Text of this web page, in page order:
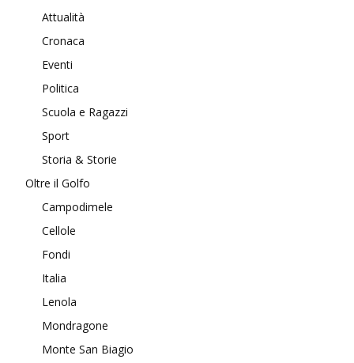
Attualità
Cronaca
Eventi
Politica
Scuola e Ragazzi
Sport
Storia & Storie
Oltre il Golfo
Campodimele
Cellole
Fondi
Italia
Lenola
Mondragone
Monte San Biagio